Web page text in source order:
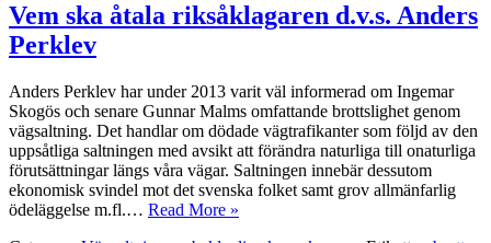
Vem ska åtala riksåklagaren d.v.s. Anders
Perklev
Anders Perklev har under 2013 varit väl informerad om Ingemar
Skogös och senare Gunnar Malms omfattande brottslighet genom
vägsaltning. Det handlar om dödade vägtrafikanter som följd av den
uppsåtliga saltningen med avsikt att förändra naturliga till onaturliga
förutsättningar längs våra vägar. Saltningen innebär dessutom
ekonomisk svindel mot det svenska folket samt grov allmänfarlig
ödeläggelse m.fl.… Read More »